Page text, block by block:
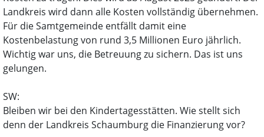
Landkreis wird dann alle Kosten vollständig übernehmen.
Für die Samtgemeinde entfällt damit eine
Kostenbelastung von rund 3,5 Millionen Euro jährlich.
Wichtig war uns, die Betreuung zu sichern. Das ist uns
gelungen.
SW:
Bleiben wir bei den Kindertagesstätten. Wie stellt sich
denn der Landkreis Schaumburg die Finanzierung vor?